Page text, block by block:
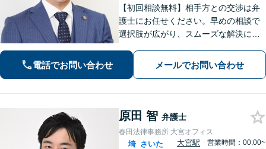
【初回相談無料】相手方との交渉は弁
護士にお任せください。早めの相談で
選択肢が広がり、スムーズな解決につ
豊富】【示談成功・不起訴獲得の実績
豊富】あなたの権利を守り、最善の結
電話でお問い合わせ メールでお問い合わせ
原田 智 弁護士
春田法律事務所 大宮オフィス
埼 さいた
大宮駅
営業時間：00:00~